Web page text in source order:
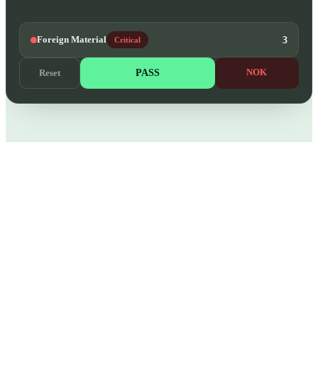
Foreign Material Critical 3
Reset PASS NOK